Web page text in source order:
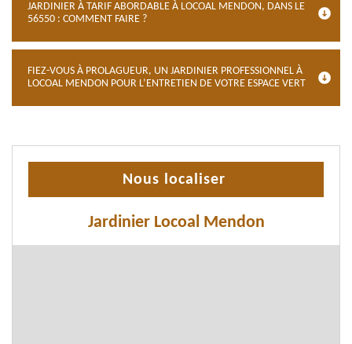
JARDINIER À TARIF ABORDABLE À LOCOAL MENDON, DANS LE
56550 : COMMENT FAIRE ?
FIEZ-VOUS À PROLAGUEUR, UN JARDINIER PROFESSIONNEL À
LOCOAL MENDON POUR L’ENTRETIEN DE VOTRE ESPACE VERT
Nous localiser
Jardinier Locoal Mendon